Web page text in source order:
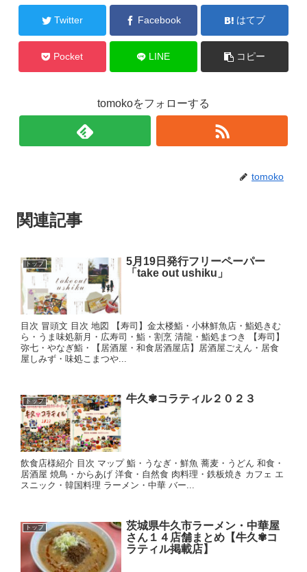
Twitter Facebook はてブ
Pocket LINE コピー
tomokoをフォローする
tomoko
関連記事
トップ
5月19日発行フリーペーパー
「take out ushiku」
目次 冒頭文 目次 地図 【寿司】金太楼鮨・小林鮮魚店・鮨処きむ
ら・うま味処新月・広寿司・鮨・割烹 清龍・鮨処まつき 【寿司】
弥七・やなぎ鮨・【居酒屋・和食居酒屋店】居酒屋ごえん・居食
屋しみず・味処こまつや...
トップ 牛久✾コラティル２０２３
飲食店様紹介 目次 マップ 鮨・うなぎ・鮮魚 蕎麦・うどん 和食・
居酒屋 焼鳥・からあげ 洋食・自然食 肉料理・鉄板焼き カフェ エ
スニック・韓国料理 ラーメン・中華 バー...
トップ
茨城県牛久市ラーメン・中華屋
さん１４店舗まとめ【牛久✾コ
ラティル掲載店】